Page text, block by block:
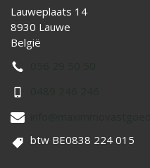
Lauweplaats 14
8930 Lauwe
België
btw BE0838 224 015